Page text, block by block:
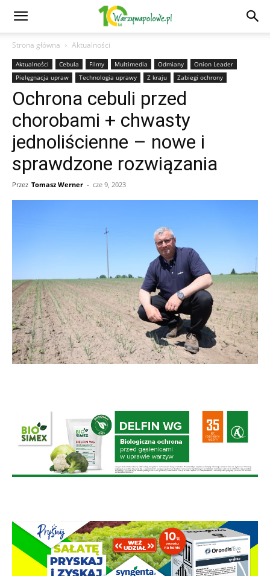
Strona główna Aktualności
Aktualności Cebula Filmy Multimedia Odmiany
Onion Leader
Pielęgnacja upraw
Technologia uprawy Z kraju Zabiegi ochrony
Ochrona cebuli przed
chorobami + chwasty
jednoliścienne – nowe i
sprawdzone rozwiązania
Przez Tomasz Werner - cze 9, 2023